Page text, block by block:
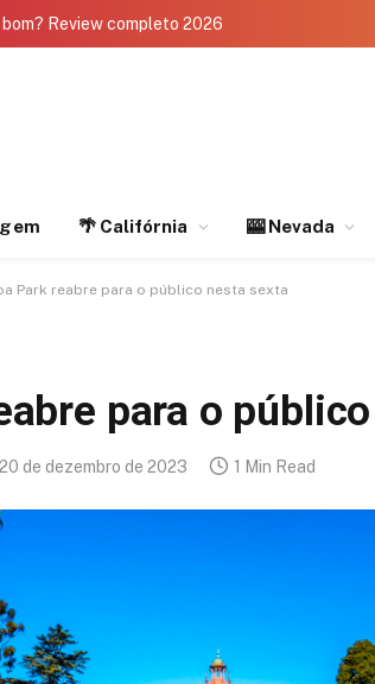
Review completo 2026
🌴 Califórnia 🎰 Nevada
Park reabre para o público nesta sexta
para o
20 de dezembro de 2023 1 Min Read